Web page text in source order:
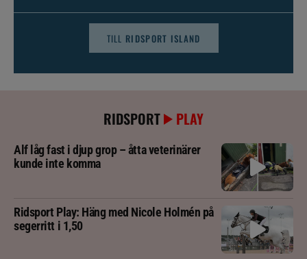
TILL RIDSPORT ISLAND
RIDSPORT PLAY
Alf låg fast i djup grop – åtta veterinärer
kunde inte komma
Ridsport Play: Häng med Nicole Holmén på
segerritt i 1,50